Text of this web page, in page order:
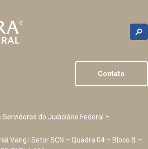
Contato
do Judiciário Federal –
Varig | Setor SCN – Quadra 04 – Bloco B –